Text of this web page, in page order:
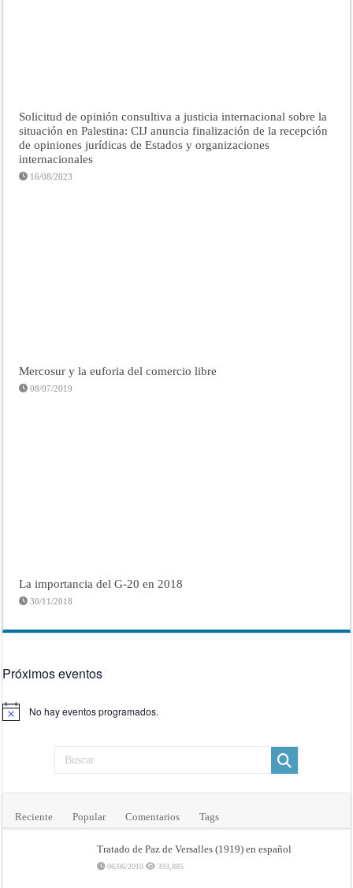
Solicitud de opinión consultiva a justicia internacional sobre la
situación en Palestina: CIJ anuncia finalización de la recepción
de opiniones jurídicas de Estados y organizaciones
internacionales
16/08/2023
Mercosur y la euforia del comercio libre
08/07/2019
La importancia del G-20 en 2018
30/11/2018
Próximos eventos
Aviso No hay eventos programados.
Reciente Popular Comentarios Tags
Tratado de Paz de Versalles (1919) en español
06/06/2010 393,885